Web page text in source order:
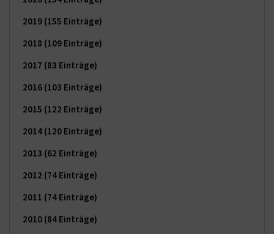
2019 (155 Einträge)
2018 (109 Einträge)
2017 (83 Einträge)
2016 (103 Einträge)
2015 (122 Einträge)
2014 (120 Einträge)
2013 (62 Einträge)
2012 (74 Einträge)
2011 (74 Einträge)
2010 (84 Einträge)